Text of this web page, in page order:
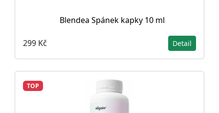
Blendea Spánek kapky 10 ml
299 Kč Detail
TOP